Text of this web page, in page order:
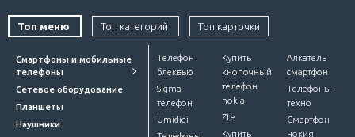
Топ меню Топ категорий Топ карточки
Смартфоны и мобильные
телефоны
Сетевое оборудование
Планшеты
Наушники
Телефон
блеквью
Sigma
телефон
Umidigi
Купить
кнопочный
телефон
nokia
Zte
Купить
Алкатель
смартфон
Телефоны
техно
Смартфон
нокия